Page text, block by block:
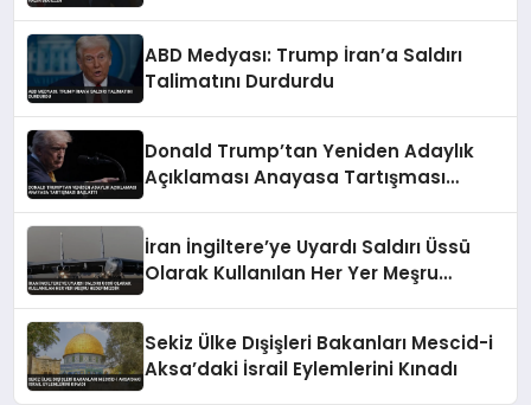
ABD Medyası: Trump İran’a Saldırı
Talimatını Durdurdu
Donald Trump’tan Yeniden Adaylık
Açıklaması Anayasa Tartışması
İran İngiltere’ye Uyardı Saldırı Üssü
Olarak Kullanılan Her Yer Meşru
Sekiz Ülke Dışişleri Bakanları Mescid-i
Aksa’daki İsrail Eylemlerini Kınadı